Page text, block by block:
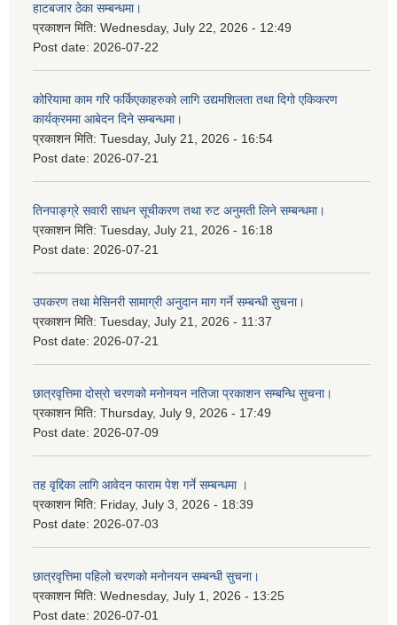
हाटबजार ठेका सम्बन्धमा।
प्रकाशन मिति: Wednesday, July 22, 2026 - 12:49
Post date: 2026-07-22
कोरियामा काम गरि फर्किएकाहरुको लागि उद्यमशिलता तथा दिगो एकिकरण
कार्यक्रममा आबेदन दिने सम्बन्धमा।
प्रकाशन मिति: Tuesday, July 21, 2026 - 16:54
Post date: 2026-07-21
तिनपाङ्ग्रे सवारी साधन सूचीकरण तथा रुट अनुमती लिने सम्बन्धमा।
प्रकाशन मिति: Tuesday, July 21, 2026 - 16:18
Post date: 2026-07-21
उपकरण तथा मेसिनरी सामाग्री अनुदान माग गर्ने सम्बन्धी सुचना।
प्रकाशन मिति: Tuesday, July 21, 2026 - 11:37
Post date: 2026-07-21
छात्रवृत्तिमा दोस्रो चरणको मनोनयन नतिजा प्रकाशन सम्बन्धि सुचना।
प्रकाशन मिति: Thursday, July 9, 2026 - 17:49
Post date: 2026-07-09
तह वृद्दिका लागि आवेदन फाराम पेश गर्ने सम्बन्धमा ।
प्रकाशन मिति: Friday, July 3, 2026 - 18:39
Post date: 2026-07-03
छात्रवृत्तिमा पहिलो चरणको मनोनयन सम्बन्धी सुचना।
प्रकाशन मिति: Wednesday, July 1, 2026 - 13:25
Post date: 2026-07-01